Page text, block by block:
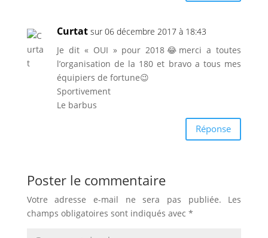
Curtat sur 06 décembre 2017 à 18:43
Je dit « OUI » pour 2018😂merci a toutes
l’organisation de la 180 et bravo a tous mes
équipiers de fortune😉
Sportivement
Le barbus
Réponse
Poster le commentaire
Votre adresse e-mail ne sera pas publiée.
Les
champs obligatoires sont indiqués avec *